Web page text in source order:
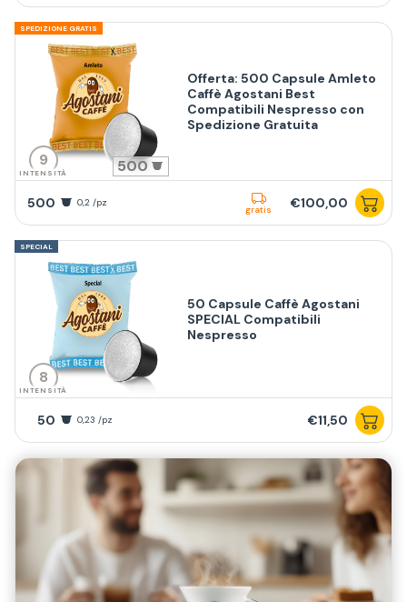
SPEDIZIONE GRATIS
9
INTENSITÀ 500
Offerta: 500 Capsule Amleto
Caffè Agostani Best
Compatibili Nespresso con
Spedizione Gratuita
500 0,2 /pz
gratis €100,00
SPECIAL
8
INTENSITÀ
50 Capsule Caffè Agostani
SPECIAL Compatibili
Nespresso
50 0,23 /pz €11,50